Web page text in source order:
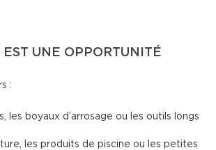
UNE OPPORTUNITÉ
:
les boyaux d’arrosage ou les outils longs
les produits de piscine ou les petites